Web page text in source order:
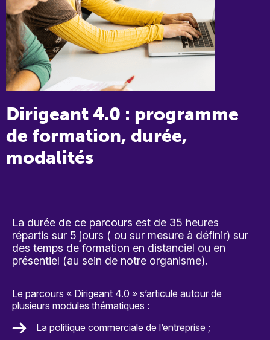
Dirigeant 4.0 : programme
de formation, durée,
modalités
La durée de ce parcours est de 35 heures
répartis sur 5 jours ( ou sur mesure à définir) sur
des temps de formation en distanciel ou en
présentiel (au sein de notre organisme).
Le parcours « Dirigeant 4.0 » s’articule autour de
plusieurs modules thématiques :
La politique commerciale de l’entreprise ;